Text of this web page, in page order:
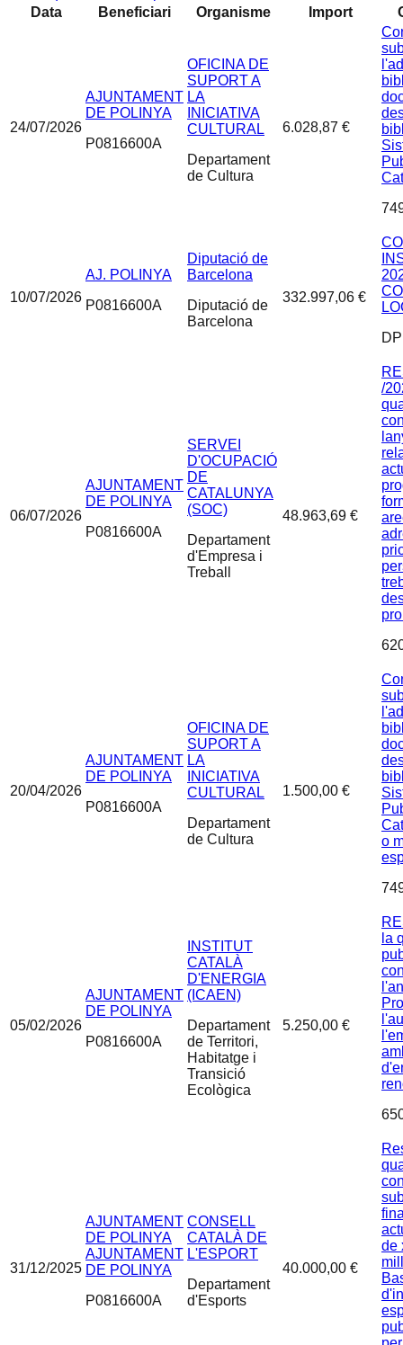
Data
Beneficiari Organisme Import
24/07/2026
AJUNTAMENT
DE POLINYA
P0816600A
OFICINA DE
SUPORT A
LA
INICIATIVA
CULTURAL
Departament
de Cultura
6.028,87 €
10/07/2026
AJ. POLINYA
P0816600A
Diputació de
Barcelona
Diputació de
Barcelona
332.997,06 €
06/07/2026
AJUNTAMENT
DE POLINYA
P0816600A
SERVEI
D'OCUPACIÓ
DE
CATALUNYA
(SOC)
Departament
d'Empresa i
Treball
48.963,69 €
/
20/04/2026
AJUNTAMENT
DE POLINYA
P0816600A
OFICINA DE
SUPORT A
LA
INICIATIVA
CULTURAL
Departament
de Cultura
1.500,00 €
o
05/02/2026
AJUNTAMENT
DE POLINYA
P0816600A
INSTITUT
CATALÀ
D'ENERGIA
(ICAEN)
Departament
de Territori,
Habitatge i
Transició
Ecològica
5.250,00 €
la
31/12/2025
AJUNTAMENT
DE POLINYA
AJUNTAMENT
DE POLINYA
P0816600A
CONSELL
CATALÀ DE
L'ESPORT
Departament
d'Esports
40.000,00 €
de